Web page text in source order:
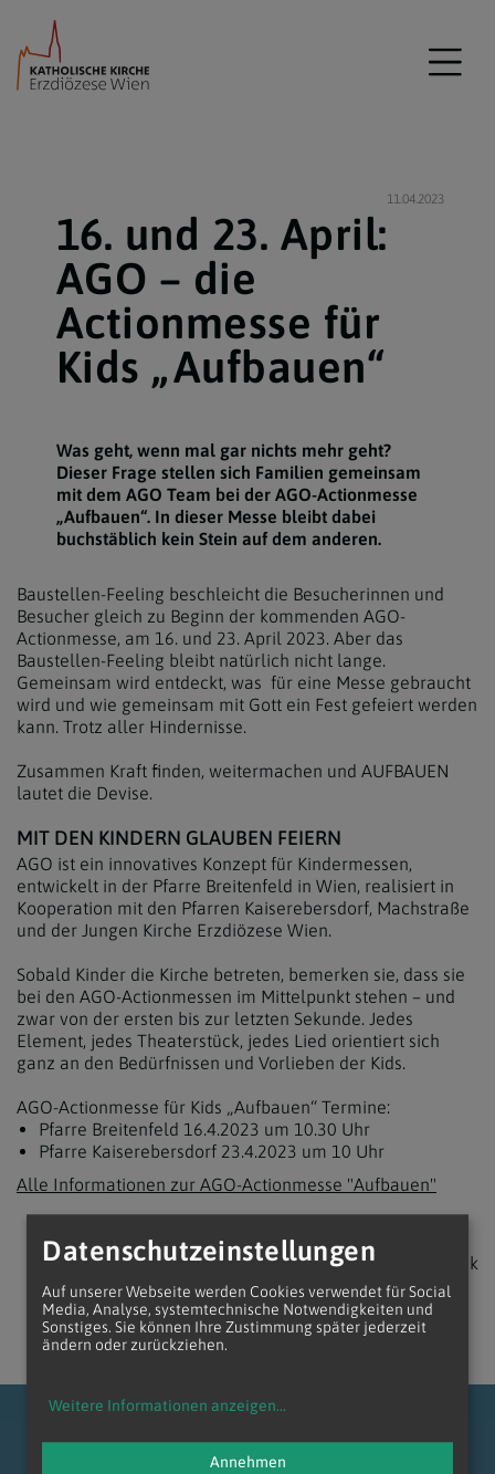
11.04.2023
16. und 23. April:
AGO – die
Actionmesse für
Kids „Aufbauen“
Was geht, wenn mal gar nichts mehr geht?
Dieser Frage stellen sich Familien gemeinsam
mit dem AGO Team bei der AGO-Actionmesse
„Aufbauen“. In dieser Messe bleibt dabei
buchstäblich kein Stein auf dem anderen.
Baustellen-Feeling beschleicht die Besucherinnen und
Besucher gleich zu Beginn der kommenden AGO-
Actionmesse, am 16. und 23. April 2023. Aber das
Baustellen-Feeling bleibt natürlich nicht lange.
Gemeinsam wird entdeckt, was für eine Messe gebraucht
wird und wie gemeinsam mit Gott ein Fest gefeiert werden
kann. Trotz aller Hindernisse.
Zusammen Kraft finden, weitermachen und AUFBAUEN
lautet die Devise.
MIT DEN KINDERN GLAUBEN FEIERN
AGO ist ein innovatives Konzept für Kindermessen,
entwickelt in der Pfarre Breitenfeld in Wien, realisiert in
Kooperation mit den Pfarren Kaiserebersdorf, Machstraße
und der Jungen Kirche Erzdiözese Wien.
Sobald Kinder die Kirche betreten, bemerken sie, dass sie
bei den AGO-Actionmessen im Mittelpunkt stehen – und
zwar von der ersten bis zur letzten Sekunde. Jedes
Element, jedes Theaterstück, jedes Lied orientiert sich
ganz an den Bedürfnissen und Vorlieben der Kids.
AGO-Actionmesse für Kids „Aufbauen“ Termine:
Pfarre Breitenfeld 16.4.2023 um 10.30 Uhr
Pfarre Kaiserebersdorf 23.4.2023 um 10 Uhr
Alle Informationen zur AGO-Actionmesse "Aufbauen"
zurück
Datenschutzeinstellungen
Auf unserer Webseite werden Cookies verwendet für Social
Media, Analyse, systemtechnische Notwendigkeiten und
Sonstiges. Sie können Ihre Zustimmung später jederzeit
ändern oder zurückziehen.
Weitere Informationen anzeigen...
Annehmen